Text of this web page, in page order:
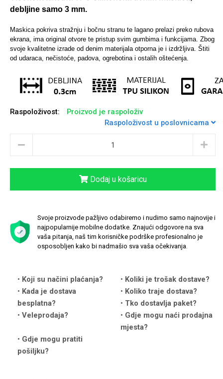
debljine samo 3 mm.
Maskica pokriva stražnju i bočnu stranu te lagano prelazi preko rubova
ekrana, ima original otvore te pristup svim gumbima i funkcijama. Zbog
svoje kvalitetne izrade od denim materijala otporna je i izdržljiva. Štiti
od udaraca, nečistoće, padova, ogrebotina i ostalih oštećenja.
Raspoloživost:
Proizvod je raspoloživ
Raspoloživost u poslovnicama
Dodaj u košaricu
Svoje proizvode pažljivo odabiremo i nudimo samo najnovije i
najpopularnije mobilne dodatke. Znajući odgovore na sva
vaša pitanja, naš tim korisničke podrške profesionalno je
osposobljen kako bi nadmašio sva vaša očekivanja.
Koji su načini plaćanja?
Koliki je trošak dostave?
Kada je dostava
besplatna?
Koliko traje dostava?
Tko dostavlja paket?
Veleprodaja?
Gdje mogu naći prodajna
mjesta?
Gdje mogu pratiti
pošiljku?
Sleng Feel Good
Takeoff
Love motivi I Need Some Space
Preklopne maskice